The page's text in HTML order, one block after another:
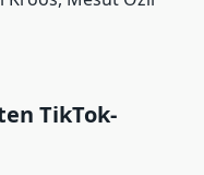
TikTok-